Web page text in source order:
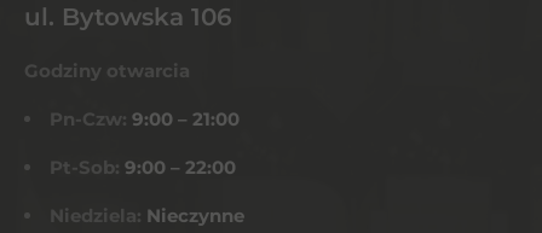
ul. Bytowska 106
Godziny otwarcia
Pn-Czw: 9:00 – 21:00
Pt-Sob: 9:00 – 22:00
Niedziela: Nieczynne